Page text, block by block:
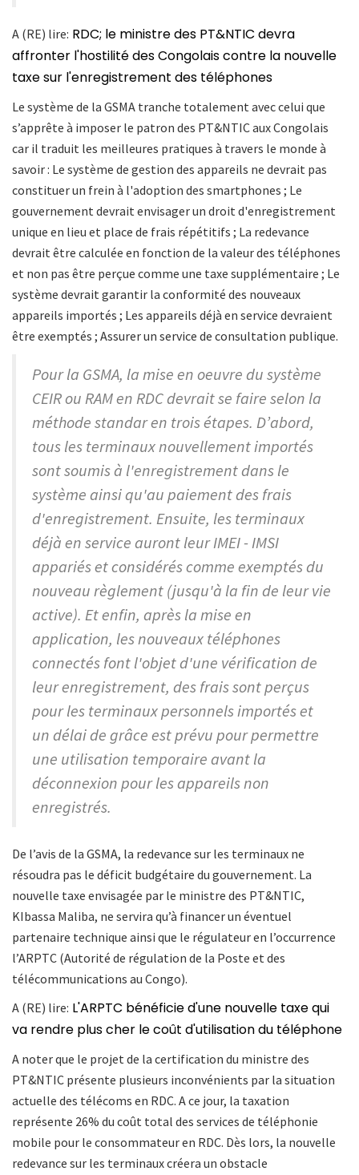
A (RE) lire: RDC; le ministre des PT&NTIC devra
affronter l'hostilité des Congolais contre la nouvelle
taxe sur l'enregistrement des téléphones
Le système de la GSMA tranche totalement avec celui que
s’apprête à imposer le patron des PT&NTIC aux Congolais
car il traduit les meilleures pratiques à travers le monde à
savoir : Le système de gestion des appareils ne devrait pas
constituer un frein à l'adoption des smartphones ; Le
gouvernement devrait envisager un droit d'enregistrement
unique en lieu et place de frais répétitifs ; La redevance
devrait être calculée en fonction de la valeur des téléphones
et non pas être perçue comme une taxe supplémentaire ; Le
système devrait garantir la conformité des nouveaux
appareils importés ; Les appareils déjà en service devraient
être exemptés ; Assurer un service de consultation publique.
Pour la GSMA, la mise en oeuvre du système
CEIR ou RAM en RDC devrait se faire selon la
méthode standar en trois étapes. D’abord,
tous les terminaux nouvellement importés
sont soumis à l'enregistrement dans le
système ainsi qu'au paiement des frais
d'enregistrement. Ensuite, les terminaux
déjà en service auront leur IMEI - IMSI
appariés et considérés comme exemptés du
nouveau règlement (jusqu'à la fin de leur vie
active). Et enfin, après la mise en
application, les nouveaux téléphones
connectés font l'objet d'une vérification de
leur enregistrement, des frais sont perçus
pour les terminaux personnels importés et
un délai de grâce est prévu pour permettre
une utilisation temporaire avant la
déconnexion pour les appareils non
enregistrés.
De l’avis de la GSMA, la redevance sur les terminaux ne
résoudra pas le déficit budgétaire du gouvernement. La
nouvelle taxe envisagée par le ministre des PT&NTIC,
KIbassa Maliba, ne servira qu’à financer un éventuel
partenaire technique ainsi que le régulateur en l’occurrence
l’ARPTC (Autorité de régulation de la Poste et des
télécommunications au Congo).
A (RE) lire: L'ARPTC bénéficie d'une nouvelle taxe qui
va rendre plus cher le coût d'utilisation du téléphone
A noter que le projet de la certification du ministre des
PT&NTIC présente plusieurs inconvénients par la situation
actuelle des télécoms en RDC. A ce jour, la taxation
représente 26% du coût total des services de téléphonie
mobile pour le consommateur en RDC. Dès lors, la nouvelle
redevance sur les terminaux créera un obstacle